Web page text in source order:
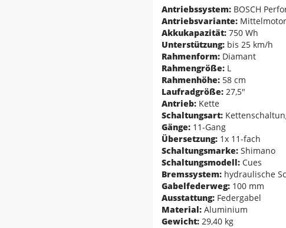
Antriebssystem: BOSCH
Antriebsvariante: Mittelmotor
Akkukapazität: 750 Wh
Unterstützung: bis 25 km/h
Rahmenform: Diamant
Rahmengröße: L
Rahmenhöhe: 58 cm
Laufradgröße: 27,5"
Antrieb: Kette
Schaltungsart:
Gänge: 11-Gang
Übersetzung: 1x 11-fach
Schaltungsmarke: Shimano
Schaltungsmodell: Cues
Bremssystem: hydraulische
Gabelfederweg: 100 mm
Ausstattung: Federgabel
Material: Aluminium
Gewicht: 29,40 kg